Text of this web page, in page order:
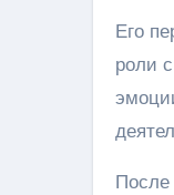
Его
роли
После